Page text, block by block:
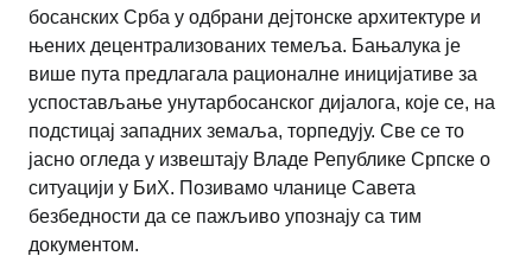
босанских Срба у одбрани дејтонске архитектуре и
њених децентрализованих темеља. Бањалука је
више пута предлагала рационалне иницијативе за
успостављање унутарбосанског дијалога, које се, на
подстицај западних земаља, торпедују. Све се то
јасно огледа у извештају Владе Републике Српске о
ситуацији у БиХ. Позивамо чланице Савета
безбедности да се пажљиво упознају са тим
документом.